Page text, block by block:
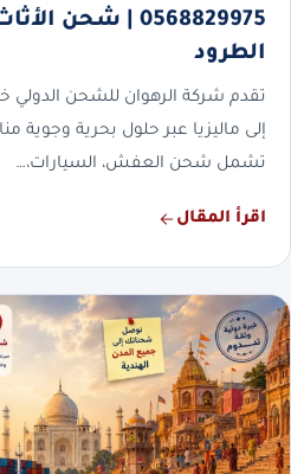
0568829975 |
الطرود
تقدم شركة الرهوان للشحن
إلى ماليزيا عبر حلول بحرية وجوية
تشمل شحن العفش، السيارات،…
اقرأ المقال